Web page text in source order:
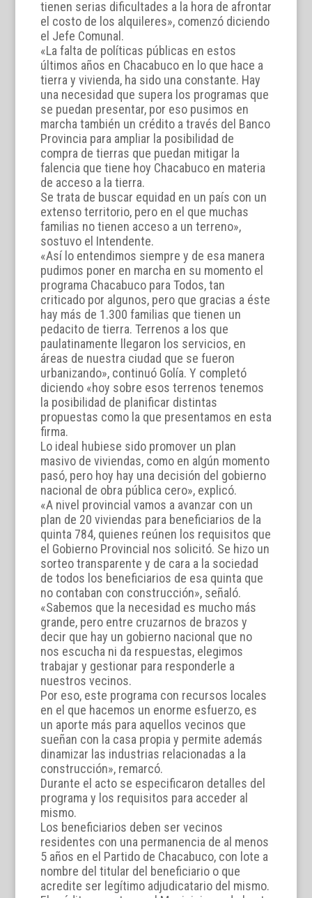
tienen serias dificultades a la hora de afrontar
el costo de los alquileres», comenzó diciendo
el Jefe Comunal.
«La falta de políticas públicas en estos
últimos años en Chacabuco en lo que hace a
tierra y vivienda, ha sido una constante. Hay
una necesidad que supera los programas que
se puedan presentar, por eso pusimos en
marcha también un crédito a través del Banco
Provincia para ampliar la posibilidad de
compra de tierras que puedan mitigar la
falencia que tiene hoy Chacabuco en materia
de acceso a la tierra.
Se trata de buscar equidad en un país con un
extenso territorio, pero en el que muchas
familias no tienen acceso a un terreno»,
sostuvo el Intendente.
«Así lo entendimos siempre y de esa manera
pudimos poner en marcha en su momento el
programa Chacabuco para Todos, tan
criticado por algunos, pero que gracias a éste
hay más de 1.300 familias que tienen un
pedacito de tierra. Terrenos a los que
paulatinamente llegaron los servicios, en
áreas de nuestra ciudad que se fueron
urbanizando», continuó Golía. Y completó
diciendo «hoy sobre esos terrenos tenemos
la posibilidad de planificar distintas
propuestas como la que presentamos en esta
firma.
Lo ideal hubiese sido promover un plan
masivo de viviendas, como en algún momento
pasó, pero hoy hay una decisión del gobierno
nacional de obra pública cero», explicó.
«A nivel provincial vamos a avanzar con un
plan de 20 viviendas para beneficiarios de la
quinta 784, quienes reúnen los requisitos que
el Gobierno Provincial nos solicitó. Se hizo un
sorteo transparente y de cara a la sociedad
de todos los beneficiarios de esa quinta que
no contaban con construcción», señaló.
«Sabemos que la necesidad es mucho más
grande, pero entre cruzarnos de brazos y
decir que hay un gobierno nacional que no
nos escucha ni da respuestas, elegimos
trabajar y gestionar para responderle a
nuestros vecinos.
Por eso, este programa con recursos locales
en el que hacemos un enorme esfuerzo, es
un aporte más para aquellos vecinos que
sueñan con la casa propia y permite además
dinamizar las industrias relacionadas a la
construcción», remarcó.
Durante el acto se especificaron detalles del
programa y los requisitos para acceder al
mismo.
Los beneficiarios deben ser vecinos
residentes con una permanencia de al menos
5 años en el Partido de Chacabuco, con lote a
nombre del titular del beneficiario o que
acredite ser legítimo adjudicatario del mismo.